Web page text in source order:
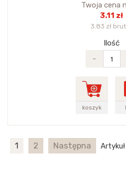
Twoja cena
3.11 zł
3.83 zł
Ilość
-
koszyk
1 2 Następna